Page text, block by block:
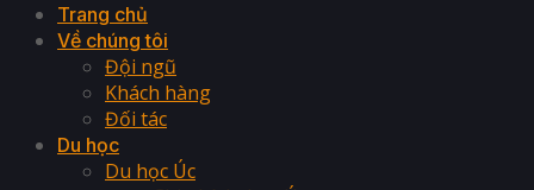
Trang chủ
Về chúng tôi
Đội ngũ
Khách hàng
Đối tác
Du học
Du học Úc